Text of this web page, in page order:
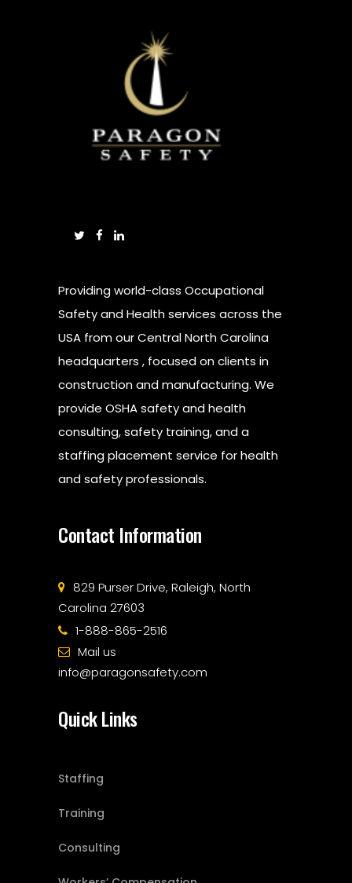
Providing world-class Occupational
Safety and Health services across the
USA from our Central North Carolina
headquarters , focused on clients in
construction and manufacturing. We
provide OSHA safety and health
consulting, safety training, and a
staffing placement service for health
and safety professionals.
Contact Information
829 Purser Drive, Raleigh, North
Carolina 27603
1-888-865-2516
Mail us
info@paragonsafety.com
Quick Links
Staffing
Training
Consulting